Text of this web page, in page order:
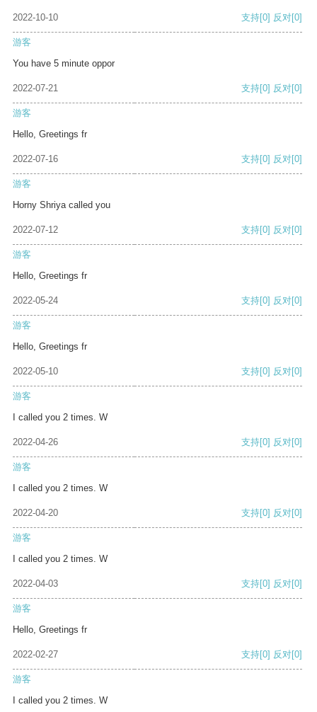
2022-10-10 支持[0] 反对[0]
游客
You have 5 minute oppor
2022-07-21 支持[0] 反对[0]
游客
Hello, Greetings fr
2022-07-16 支持[0] 反对[0]
游客
Horny Shriya called you
2022-07-12 支持[0] 反对[0]
游客
Hello, Greetings fr
2022-05-24 支持[0] 反对[0]
游客
Hello, Greetings fr
2022-05-10 支持[0] 反对[0]
游客
I called you 2 times. W
2022-04-26 支持[0] 反对[0]
游客
I called you 2 times. W
2022-04-20 支持[0] 反对[0]
游客
I called you 2 times. W
2022-04-03 支持[0] 反对[0]
游客
Hello, Greetings fr
2022-02-27 支持[0] 反对[0]
游客
I called you 2 times. W